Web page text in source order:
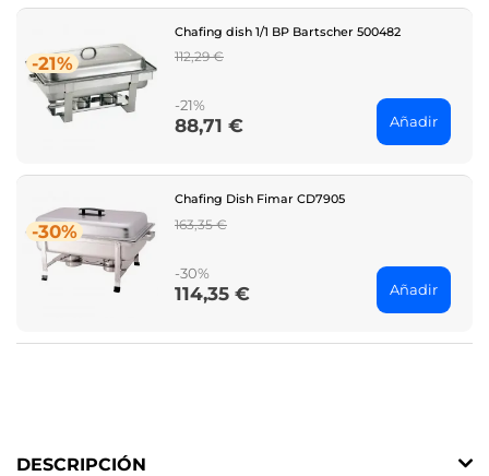
-21%
Chafing dish 1/1 BP Bartscher 500482
Regular
112,29 €
-21%
Price
88,71 € Añadir
-30%
Chafing Dish Fimar CD7905
Regular
163,35 €
-30%
Price
114,35 € Añadir
DESCRIPCIÓN